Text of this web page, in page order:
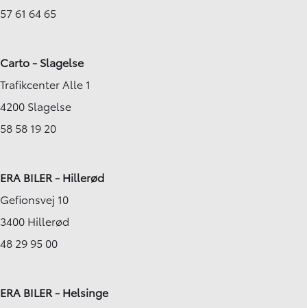
57 61 64 65
Carto - Slagelse
Trafikcenter Alle 1
4200 Slagelse
58 58 19 20
ERA BILER - Hillerød
Gefionsvej 10
3400 Hillerød
48 29 95 00
ERA BILER - Helsinge